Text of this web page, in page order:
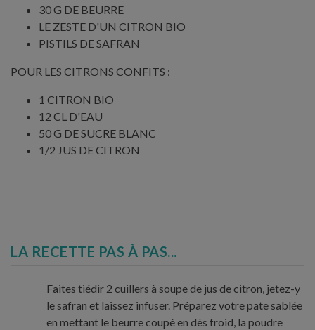
30 G DE BEURRE
LE ZESTE D'UN CITRON BIO
PISTILS DE SAFRAN
POUR LES CITRONS CONFITS :
1 CITRON BIO
12 CL D'EAU
50 G DE SUCRE BLANC
1/2 JUS DE CITRON
LA RECETTE PAS À PAS...
Faites tiédir 2 cuillers à soupe de jus de citron, jetez-y
le safran et laissez infuser. Préparez votre pate sablée
en mettant le beurre coupé en dès froid, la poudre